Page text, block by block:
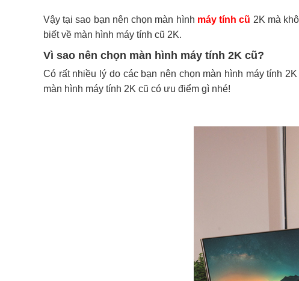
Vậy tại sao bạn nên chọn màn hình máy tính cũ 2K mà
biết về màn hình máy tính cũ 2K.
Vì sao nên chọn màn hình máy tính 2K cũ?
Có rất nhiều lý do các bạn nên chọn màn hình máy tính
màn hình máy tính 2K cũ có ưu điểm gì nhé!